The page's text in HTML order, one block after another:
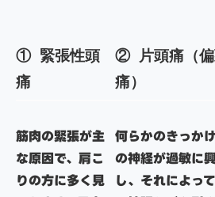
① 緊張性頭
痛
筋肉の緊張が主
な原因で、肩こ
りの方に多く見
② 片頭痛（
痛）
何らかのきっか
の神経が過敏に
し、それによっ